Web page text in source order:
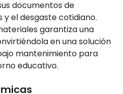
documentos de
el desgaste cotidiano.
garantiza una
en una solución
mantenimiento para
educativo.